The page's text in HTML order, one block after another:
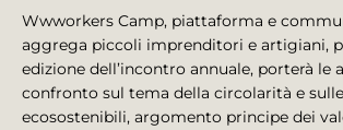
Wwworkers Camp, piattaforma e
aggrega piccoli imprenditori e artigiani,
edizione dell’incontro annuale, porterà le
confronto sul tema della circolarità e
ecosostenibili, argomento principe dei